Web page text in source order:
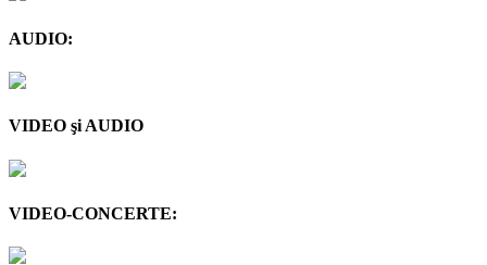
AUDIO:
VIDEO şi AUDIO
VIDEO-CONCERTE: